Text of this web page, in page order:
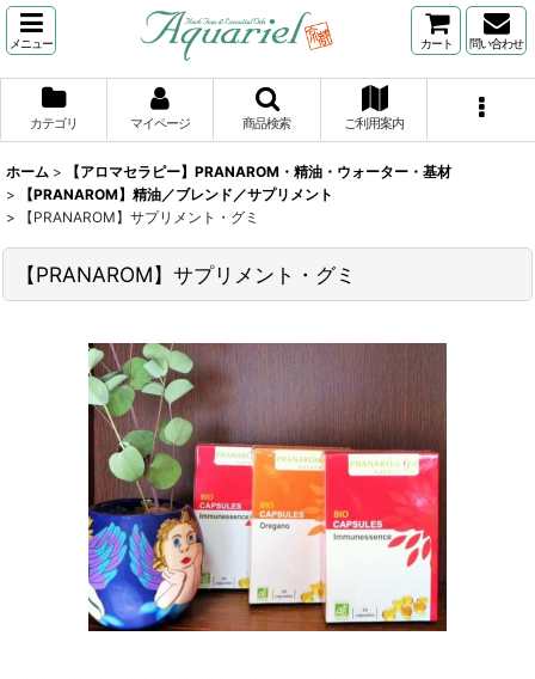
メニュー カート 問い合わせ
カテゴリ マイページ 商品検索 ご利用案内
ホーム >
【アロマセラピー】PRANAROM・精油・ウォーター・基材
>
【PRANAROM】精油／ブレンド／サプリメント
>
【PRANAROM】サプリメント・グミ
【PRANAROM】サプリメント・グミ